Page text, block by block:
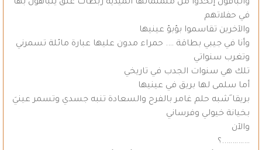
والباقون إتخذوا من منمنماتها الميدية ربطات عنق يتباهون بها
في حفلاتهم
والآخرين تقاسموا بؤبؤ عينيها
وأنا في جيبي بطاقة …. حمراء مدون عليها عبارة مائلة تسمرني
وتغرب سنواتي
تلك هي سنوات الجدب في تاريخي
أما سلمى لها بريق في عينيها
بريقا َشبه حلم غامر بالفرح والسعادة تنبه جسدي وتسمر عينيَ
بخيانة خيولي وفرساني
والآن
…………..؟